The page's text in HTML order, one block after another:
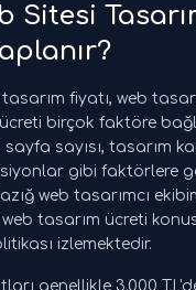
Sitesi
tasarım fiyatı, web
birçok faktöre
sayısı, tasarım
gibi faktörlere
web tasarımcı
web tasarım ücreti
izlemektedir.
genellikle 3.000